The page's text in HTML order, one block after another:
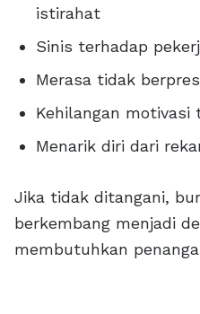
istirahat
Sinis terhadap
Merasa tidak
Kehilangan motivasi
Menarik diri dari
Jika tidak ditangani,
berkembang menjadi
membutuhkan